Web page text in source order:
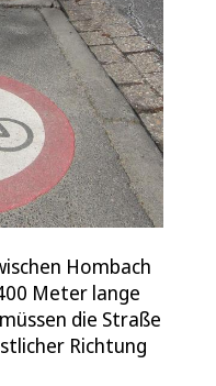
Hombach
Meter lange
die Straße
Richtung